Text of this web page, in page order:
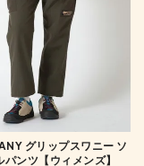
グリップスワニー ソ
パンツ【ウィメンズ】